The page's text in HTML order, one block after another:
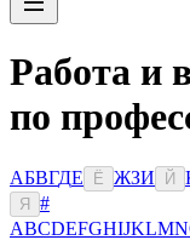
Работа и
по
АБВГДЕ Ё ЖЗИ Й
Я
#
ABCDEFGHIJKLMN